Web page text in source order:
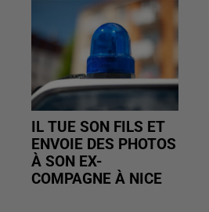
IL TUE SON FILS ET
ENVOIE DES PHOTOS
À SON EX-
COMPAGNE À NICE